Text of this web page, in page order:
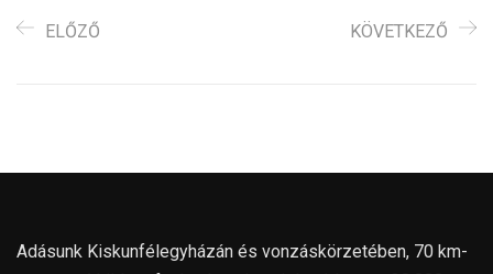
ELŐZŐ KÖVETKEZŐ
Adásunk Kiskunfélegyházán és vonzáskörzetében, 70 km-